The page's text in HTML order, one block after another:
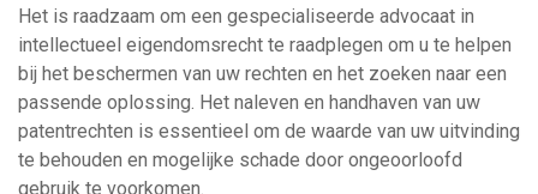
Het is raadzaam om een gespecialiseerde advocaat in
intellectueel eigendomsrecht te raadplegen om u te helpen
bij het beschermen van uw rechten en het zoeken naar een
passende oplossing. Het naleven en handhaven van uw
patentrechten is essentieel om de waarde van uw uitvinding
te behouden en mogelijke schade door ongeoorloofd
gebruik te voorkomen.